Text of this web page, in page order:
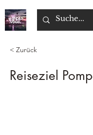
< Zurück
Reiseziel